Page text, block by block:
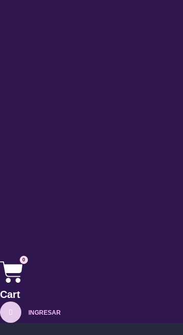
0
Cart
INGRESAR